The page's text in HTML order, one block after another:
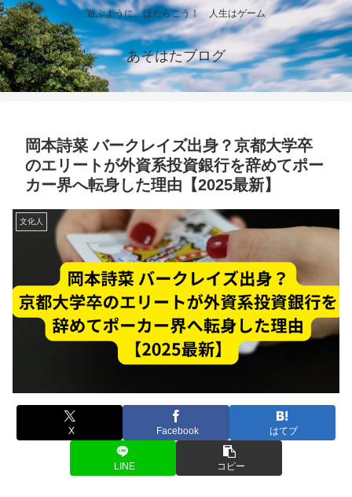
遊ぶように、はたらこう！ 人生はゲーム
あそはたブログ
岡本詩菜 バークレイズ出身？京都大学卒
のエリートが外資系投資銀行を辞めてポー
カー界へ転身した理由【2025最新】
文化人
X Facebook はてブ
LINE コピー